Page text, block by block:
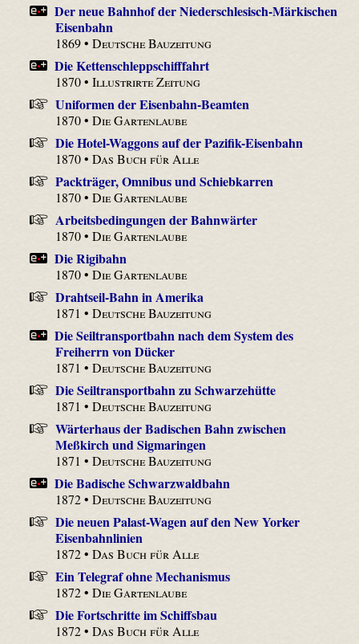
Der neue Bahnhof der Niederschlesisch-Märkischen
Eisenbahn
1869 •Deutsche Bauzeitung
Die Kettenschleppschifffahrt
1870 •Illustrirte Zeitung
Uniformen der Eisenbahn-Beamten
1870 •Die Gartenlaube
Die Hotel-Waggons auf der Pazifik-Eisenbahn
1870 •Das Buch für Alle
Packträger, Omnibus und Schiebkarren
1870 •Die Gartenlaube
Arbeitsbedingungen der Bahnwärter
1870 •Die Gartenlaube
Die Rigibahn
1870 •Die Gartenlaube
Drahtseil-Bahn in Amerika
1871 •Deutsche Bauzeitung
Die Seiltransportbahn nach dem System des
Freiherrn von Dücker
1871 •Deutsche Bauzeitung
Die Seiltransportbahn zu Schwarzehütte
1871 •Deutsche Bauzeitung
Wärterhaus der Badischen Bahn zwischen
Meßkirch und Sigmaringen
1871 •Deutsche Bauzeitung
Die Badische Schwarzwaldbahn
1872 •Deutsche Bauzeitung
Die neuen Palast-Wagen auf den New Yorker
Eisenbahnlinien
1872 •Das Buch für Alle
Ein Telegraf ohne Mechanismus
1872 •Die Gartenlaube
Die Fortschritte im Schiffsbau
1872 •Das Buch für Alle